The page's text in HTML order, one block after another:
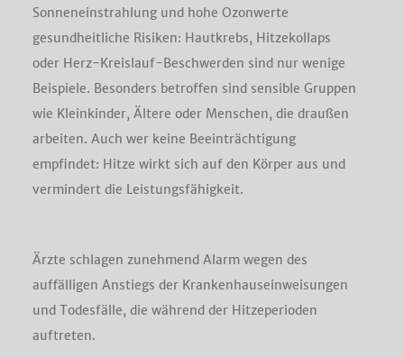
Sonneneinstrahlung und hohe Ozonwerte
gesundheitliche Risiken: Hautkrebs, Hitzekollaps
oder Herz-Kreislauf-Beschwerden sind nur wenige
Beispiele. Besonders betroffen sind sensible Gruppen
wie Kleinkinder, Ältere oder Menschen, die draußen
arbeiten. Auch wer keine Beeinträchtigung
empfindet: Hitze wirkt sich auf den Körper aus und
vermindert die Leistungsfähigkeit.
Ärzte schlagen zunehmend Alarm wegen des
auffälligen Anstiegs der Krankenhauseinweisungen
und Todesfälle, die während der Hitzeperioden
auftreten.